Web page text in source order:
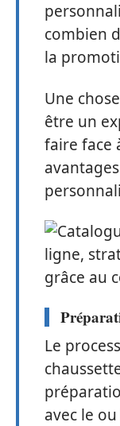
combien
la
Une
être un
faire face
Le
avec le